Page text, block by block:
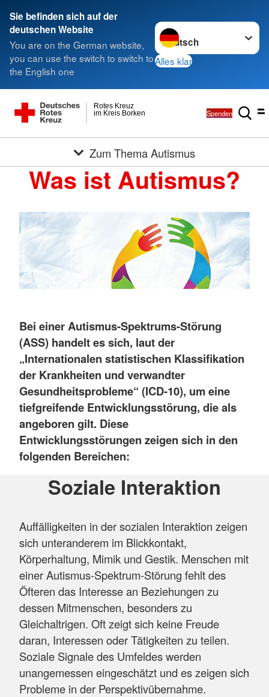
Sie befinden sich auf der
deutschen Website
You are on the German website,
you can use the switch to switch to
the English one
Sprache wechseln zu
Alles klar
im Kreis Borken
Rotes Kreuz
Spenden
Zum Thema Autismus
Was ist Autismus?
Bei einer Autismus-Spektrums-Störung
(ASS) handelt es sich, laut der
„Internationalen statistischen Klassifikation
der Krankheiten und verwandter
Gesundheitsprobleme“ (ICD-10), um eine
tiefgreifende Entwicklungsstörung, die als
angeboren gilt. Diese
Entwicklungsstörungen zeigen sich in den
folgenden Bereichen:
Soziale Interaktion
Auffälligkeiten in der sozialen Interaktion zeigen
sich unteranderem im Blickkontakt,
Körperhaltung, Mimik und Gestik. Menschen mit
einer Autismus-Spektrum-Störung fehlt des
Öfteren das Interesse an Beziehungen zu
dessen Mitmenschen, besonders zu
Gleichaltrigen. Oft zeigt sich keine Freude
daran, Interessen oder Tätigkeiten zu teilen.
Soziale Signale des Umfeldes werden
unangemessen eingeschätzt und es zeigen sich
Probleme in der Perspektivübernahme.